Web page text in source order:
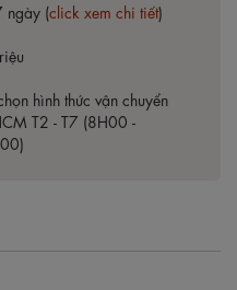
ngày (click xem chi tiết)
hình thức vận chuyển
T2 - T7 (8H00 -